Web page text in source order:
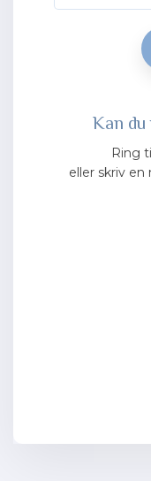
​Kan du
Ring
​eller skriv en